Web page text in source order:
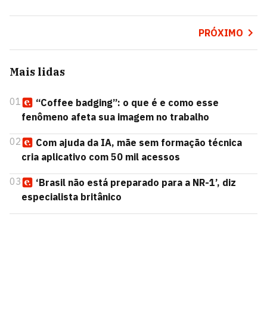
PRÓXIMO
Mais lidas
01
“Coffee badging”: o que é e como esse
fenômeno afeta sua imagem no trabalho
02
Com ajuda da IA, mãe sem formação técnica
cria aplicativo com 50 mil acessos
03
‘Brasil não está preparado para a NR-1’, diz
especialista britânico